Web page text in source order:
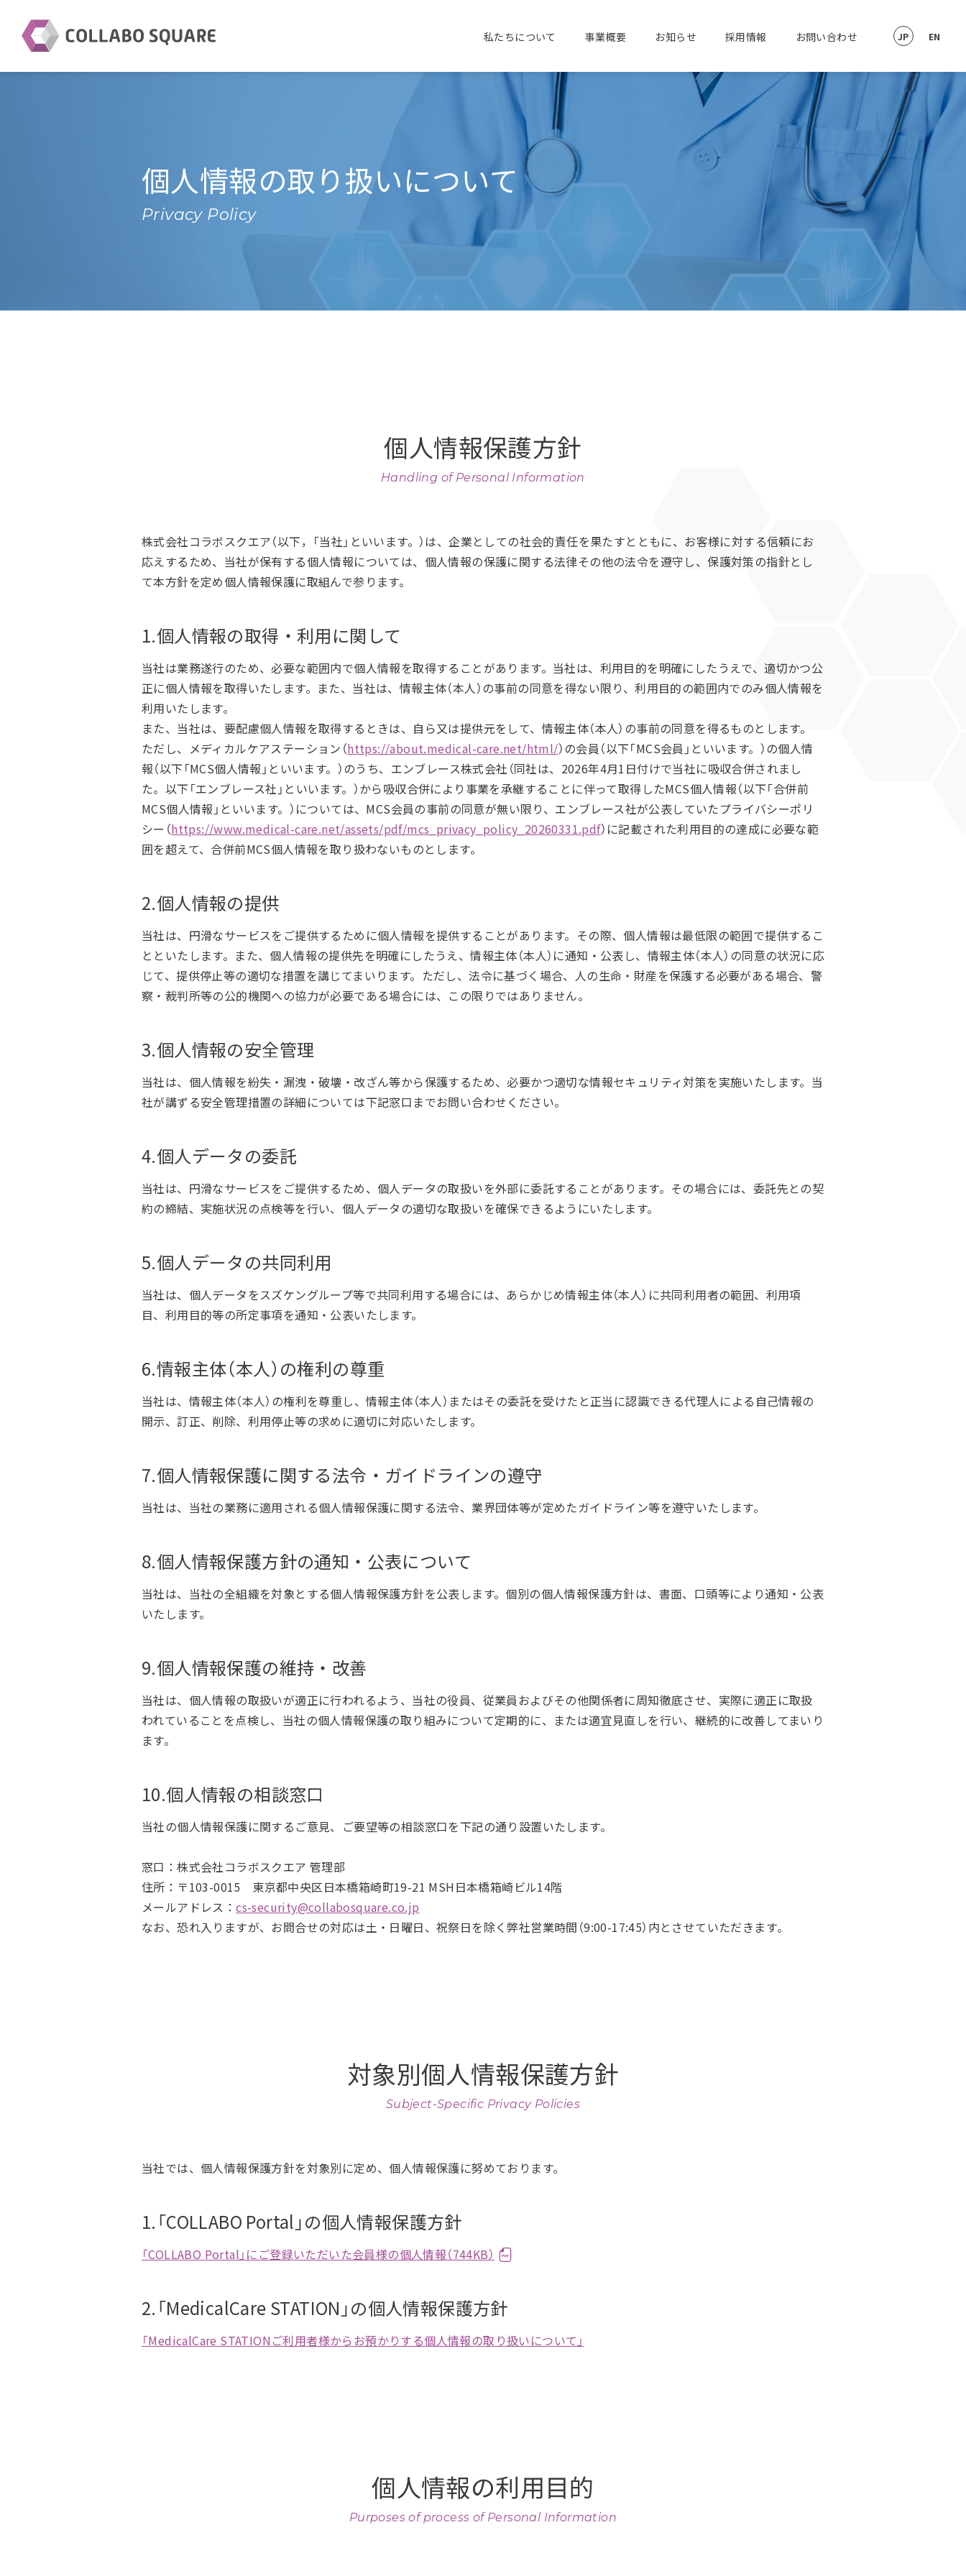
私たちについて 事業概要 お知らせ 採用情報 お問い合わせ JP EN
個人情報の取り扱いについて
Privacy Policy
個人情報保護方針
Handling of Personal Information
株式会社コラボスクエア（以下，「当社」といいます。）は、企業としての社会的責任を果たすとともに、お客様に対する信頼にお
応えするため、当社が保有する個人情報については、個人情報の保護に関する法律その他の法令を遵守し、保護対策の指針とし
て本方針を定め個人情報保護に取組んで参ります。
1.個人情報の取得・利用に関して
当社は業務遂行のため、必要な範囲内で個人情報を取得することがあります。当社は、利用目的を明確にしたうえで、適切かつ公
正に個人情報を取得いたします。また、当社は、情報主体（本人）の事前の同意を得ない限り、利用目的の範囲内でのみ個人情報を
利用いたします。
また、当社は、要配慮個人情報を取得するときは、自ら又は提供元をして、情報主体（本人）の事前の同意を得るものとします。
ただし、メディカルケアステーション（https://about.medical-care.net/html/）の会員（以下「MCS会員」といいます。）の個人情
報（以下「MCS個人情報」といいます。）のうち、エンブレース株式会社（同社は、2026年4月1日付けで当社に吸収合併されまし
た。以下「エンブレース社」といいます。）から吸収合併により事業を承継することに伴って取得したMCS個人情報（以下「合併前
MCS個人情報」といいます。）については、MCS会員の事前の同意が無い限り、エンブレース社が公表していたプライバシーポリ
シー（https://www.medical-care.net/assets/pdf/mcs_privacy_policy_20260331.pdf）に記載された利用目的の達成に必要な範
囲を超えて、合併前MCS個人情報を取り扱わないものとします。
2.個人情報の提供
当社は、円滑なサービスをご提供するために個人情報を提供することがあります。その際、個人情報は最低限の範囲で提供するこ
とといたします。また、個人情報の提供先を明確にしたうえ、情報主体（本人）に通知・公表し、情報主体（本人）の同意の状況に応
じて、提供停止等の適切な措置を講じてまいります。ただし、法令に基づく場合、人の生命・財産を保護する必要がある場合、警
察・裁判所等の公的機関への協力が必要である場合には、この限りではありません。
3.個人情報の安全管理
当社は、個人情報を紛失・漏洩・破壊・改ざん等から保護するため、必要かつ適切な情報セキュリティ対策を実施いたします。当
社が講ずる安全管理措置の詳細については下記窓口までお問い合わせください。
4.個人データの委託
当社は、円滑なサービスをご提供するため、個人データの取扱いを外部に委託することがあります。その場合には、委託先との契
約の締結、実施状況の点検等を行い、個人データの適切な取扱いを確保できるようにいたします。
5.個人データの共同利用
当社は、個人データをスズケングループ等で共同利用する場合には、あらかじめ情報主体（本人）に共同利用者の範囲、利用項
目、利用目的等の所定事項を通知・公表いたします。
6.情報主体（本人）の権利の尊重
当社は、情報主体（本人）の権利を尊重し、情報主体（本人）またはその委託を受けたと正当に認識できる代理人による自己情報の
開示、訂正、削除、利用停止等の求めに適切に対応いたします。
7.個人情報保護に関する法令・ガイドラインの遵守
当社は、当社の業務に適用される個人情報保護に関する法令、業界団体等が定めたガイドライン等を遵守いたします。
8.個人情報保護方針の通知・公表について
当社は、当社の全組織を対象とする個人情報保護方針を公表します。個別の個人情報保護方針は、書面、口頭等により通知・公表
いたします。
9.個人情報保護の維持・改善
当社は、個人情報の取扱いが適正に行われるよう、当社の役員、従業員およびその他関係者に周知徹底させ、実際に適正に取扱
われていることを点検し、当社の個人情報保護の取り組みについて定期的に、または適宜見直しを行い、継続的に改善してまいり
ます。
10.個人情報の相談窓口
当社の個人情報保護に関するご意見、ご要望等の相談窓口を下記の通り設置いたします。
窓口：株式会社コラボスクエア 管理部
住所：〒103-0015 東京都中央区日本橋箱崎町19-21 MSH日本橋箱崎ビル14階
メールアドレス：cs-security@collabosquare.co.jp
なお、恐れ入りますが、お問合せの対応は土・日曜日、祝祭日を除く弊社営業時間（9:00-17:45）内とさせていただきます｡
対象別個人情報保護方針
Subject-Specific Privacy Policies
当社では、個人情報保護方針を対象別に定め、個人情報保護に努めております。
1.「COLLABO Portal」の個人情報保護方針
「COLLABO Portal」にご登録いただいた会員様の個人情報（744KB）
2.「MedicalCare STATION」の個人情報保護方針
「MedicalCare STATIONご利用者様からお預かりする個人情報の取り扱いについて」
個人情報の利用目的
Purposes of process of Personal Information